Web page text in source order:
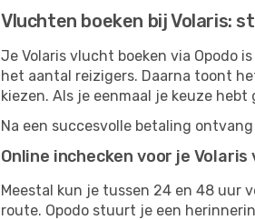
Vluchten boeken bij Volaris:
Je Volaris vlucht boeken via Opodo
het aantal reizigers. Daarna toont
kiezen. Als je eenmaal je keuze
Na een succesvolle betaling
Online inchecken voor je Volaris
Meestal kun je tussen 24 en 48 uur
route. Opodo stuurt je een